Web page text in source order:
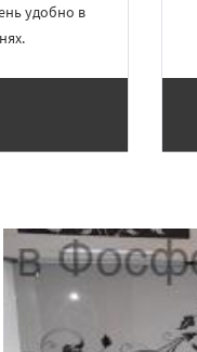
удобно в